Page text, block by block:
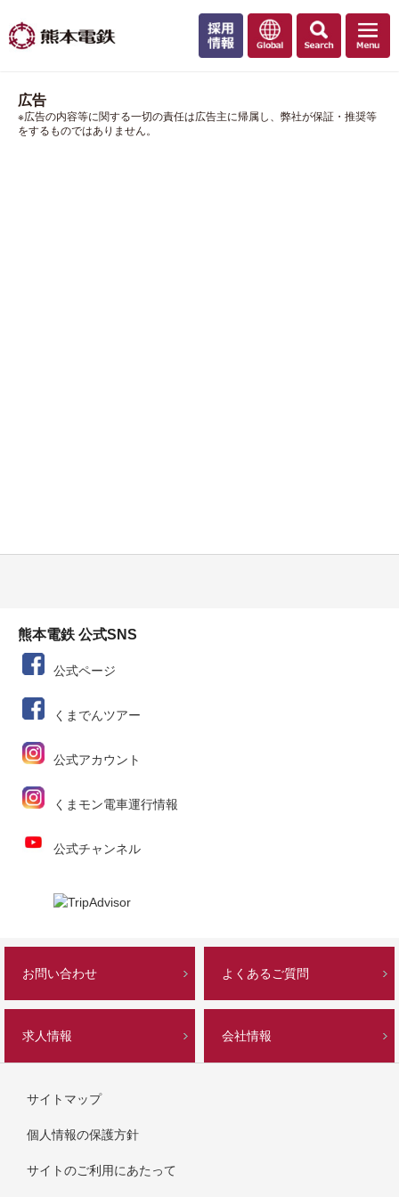
広告
※広告の内容等に関する一切の責任は広告主に帰属し、弊社が保証・推奨等
をするものではありません。
熊本電鉄 公式SNS
公式ページ
くまでんツアー
公式アカウント
くまモン電車運行情報
公式チャンネル
お問い合わせ よくあるご質問
求人情報 会社情報
サイトマップ
個人情報の保護方針
サイトのご利用にあたって